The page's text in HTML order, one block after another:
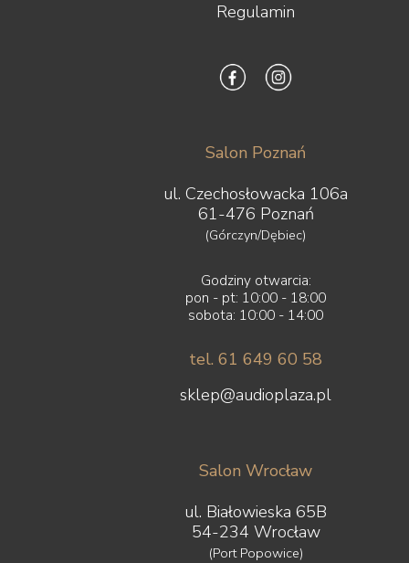
Regulamin
Salon Poznań
ul. Czechosłowacka 106a
61-476 Poznań
(Górczyn/Dębiec)
Godziny otwarcia:
pon - pt: 10:00 - 18:00
sobota: 10:00 - 14:00
tel. 61 649 60 58
sklep@audioplaza.pl
Salon Wrocław
ul. Białowieska 65B
54-234 Wrocław
(Port Popowice)